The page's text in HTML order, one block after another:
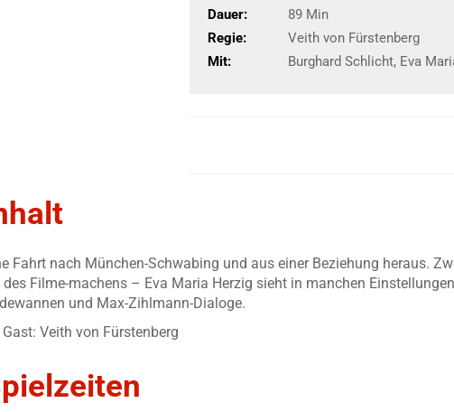
Dauer:
89 Min
Regie:
Veith von Fürstenberg
Mit:
Burghard Schlicht, Eva
Fahrt nach München-Schwabing und aus einer Beziehung heraus.
des Filme-machens – Eva Maria Herzig sieht in manchen
und Max-Zihlmann-Dialoge.
Veith von Fürstenberg